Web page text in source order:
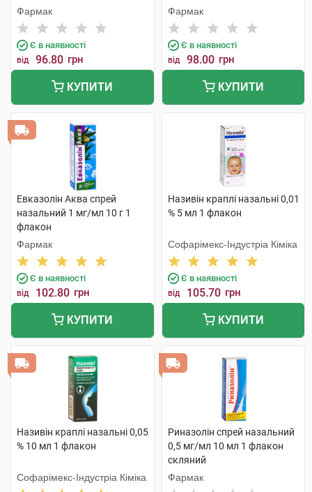
Фармак
Є в наявності
від 96.80 грн
КУПИТИ
Фармак
Є в наявності
від 98.00 грн
КУПИТИ
Евказолін Аква спрей
назальний 1 мг/мл 10 г 1
флакон
Фармак
Є в наявності
від 102.80 грн
КУПИТИ
Називін краплі назальні 0,01
% 5 мл 1 флакон
Софарімекс-Індустріа Кіміка
Є в наявності
від 105.70 грн
КУПИТИ
Називін краплі назальні 0,05
% 10 мл 1 флакон
Софарімекс-Індустріа Кіміка
Риназолін спрей назальний
0,5 мг/мл 10 мл 1 флакон
скляний
Фармак